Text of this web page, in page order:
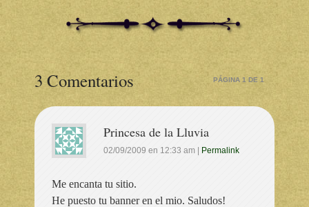
3 Comentarios PÁGINA 1 DE 1
Princesa de la Lluvia
02/09/2009 en 12:33 am Permalink
Me encanta tu sitio.
He puesto tu banner en el mio. Saludos!